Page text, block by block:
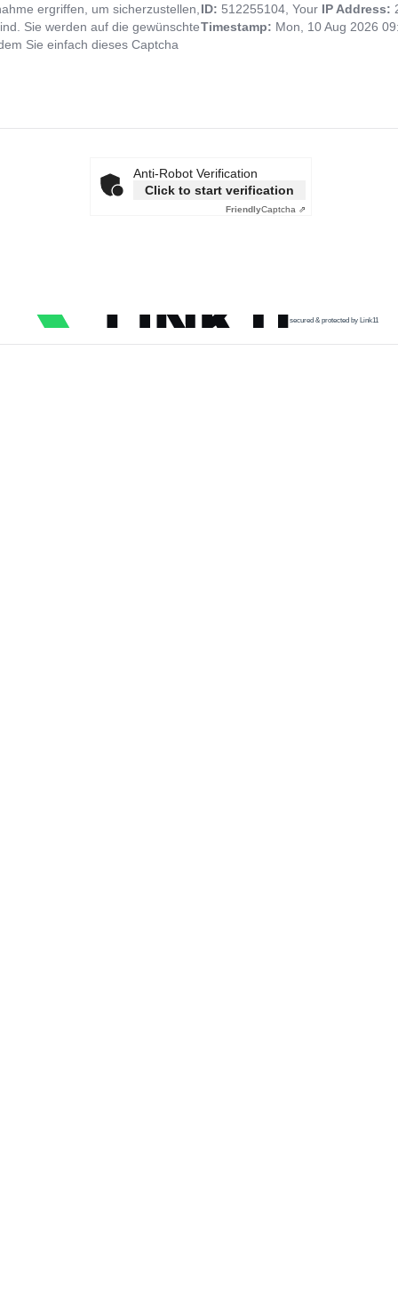
ergriffen, um sicherzustellen,
Sie werden auf die gewünschte
Sie einfach dieses Captcha
ID: 512255104, Your IP Address:
Timestamp: Mon, 10 Aug 2026
Anti-Robot Verification
Click to start verification
FriendlyCaptcha ⇗
secured & protected by Link11